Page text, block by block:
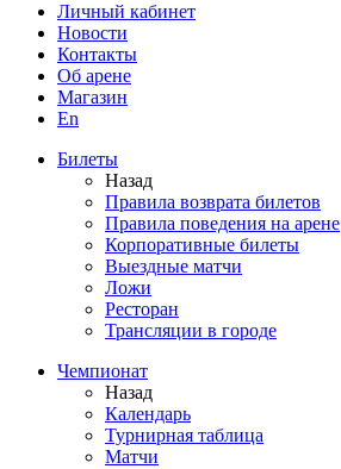
Личный кабинет
Новости
Контакты
Об арене
Магазин
En
Билеты
Назад
Правила возврата билетов
Правила поведения на арене
Корпоративные билеты
Выездные матчи
Ложи
Ресторан
Трансляции в городе
Чемпионат
Назад
Календарь
Турнирная таблица
Матчи